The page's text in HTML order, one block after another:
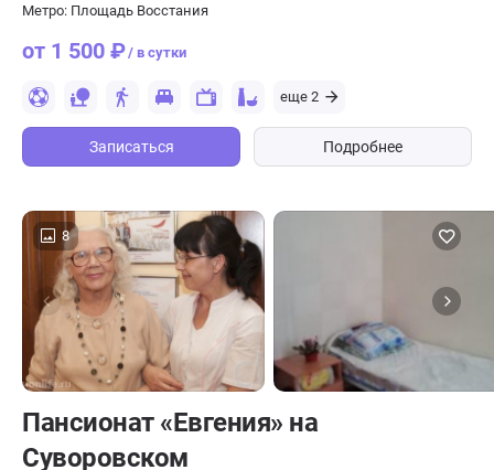
Метро: Площадь Восстания
от 1 500 ₽/ в сутки
еще 2
Записаться Подробнее
8
Пансионат «Евгения» на
Суворовском